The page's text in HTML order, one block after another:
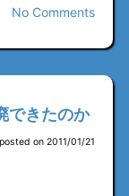
No Comments
できたのか
posted on 2011/01/21